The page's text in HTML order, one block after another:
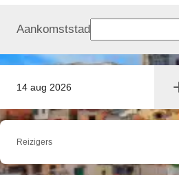
14 aug 2026
Aankomststad
Reizigers